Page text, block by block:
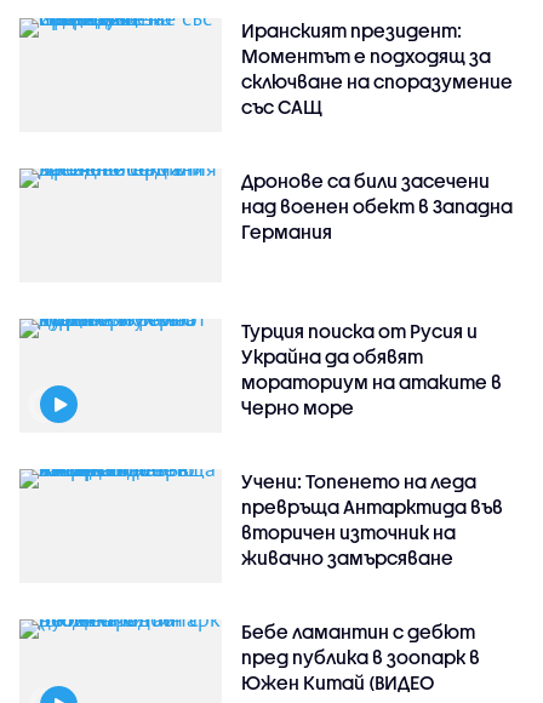
Иранският президент:
Моментът е подходящ за
сключване на споразумение
със САЩ
Дронове са били засечени
над военен обект в Западна
Германия
Турция поиска от Русия и
Украйна да обявят
мораториум на атаките в
Черно море
Учени: Топенето на леда
превръща Антарктида във
вторичен източник на
живачно замърсяване
Бебе ламантин с дебют
пред публика в зоопарк в
Южен Китай (ВИДЕО